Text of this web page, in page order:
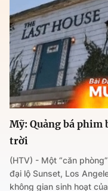
Mỹ: Quảng bá phim
trời
(HTV) - Một “căn
đại lộ Sunset, Los
không gian sinh hoạt